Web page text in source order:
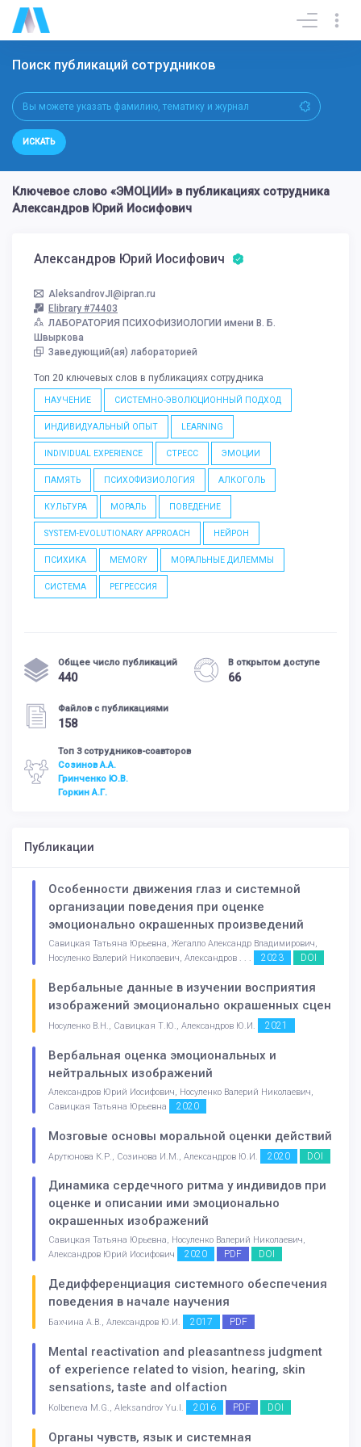
Поиск публикаций сотрудников
ИСКАТЬ
Ключевое слово «ЭМОЦИИ» в публикациях сотрудника
Александров Юрий Иосифович
Александров Юрий Иосифович
AleksandrovJI@ipran.ru
Elibrary #74403
ЛАБОРАТОРИЯ ПСИХОФИЗИОЛОГИИ имени В. Б.
Швыркова
Заведующий(ая) лабораторией
Топ 20 ключевых слов в публикациях сотрудника
НАУЧЕНИЕ СИСТЕМНО-ЭВОЛЮЦИОННЫЙ ПОДХОД
ИНДИВИДУАЛЬНЫЙ ОПЫТ LEARNING
INDIVIDUAL EXPERIENCE СТРЕСС ЭМОЦИИ
ПАМЯТЬ ПСИХОФИЗИОЛОГИЯ АЛКОГОЛЬ
КУЛЬТУРА МОРАЛЬ ПОВЕДЕНИЕ
SYSTEM-EVOLUTIONARY APPROACH НЕЙРОН
ПСИХИКА MEMORY МОРАЛЬНЫЕ ДИЛЕММЫ
СИСТЕМА РЕГРЕССИЯ
Общее число публикаций
440
В открытом доступе
66
Файлов с публикациями
158
Топ 3 сотрудников-соавторов
Созинов А.А.
Гринченко Ю.В.
Горкин А.Г.
Публикации
Особенности движения глаз и системной
организации поведения при оценке
эмоционально окрашенных произведений
Савицкая Татьяна Юрьевна, Жегалло Александр Владимирович,
Носуленко Валерий Николаевич, Александров . . .
2023 DOI
Вербальные данные в изучении восприятия
изображений эмоционально окрашенных сцен
Носуленко В.Н., Савицкая Т.Ю., Александров Ю.И. 2021
Вербальная оценка эмоциональных и
нейтральных изображений
Александров Юрий Иосифович, Носуленко Валерий Николаевич,
Савицкая Татьяна Юрьевна
2020
Мозговые основы моральной оценки действий
Арутюнова К.Р., Созинова И.М., Александров Ю.И. 2020 DOI
Динамика сердечного ритма у индивидов при
оценке и описании ими эмоционально
окрашенных изображений
Савицкая Татьяна Юрьевна, Носуленко Валерий Николаевич,
Александров Юрий Иосифович
2020 PDF DOI
Дедифференциация системного обеспечения
поведения в начале научения
Бахчина А.В., Александров Ю.И. 2017 PDF
Mental reactivation and pleasantness judgment
of experience related to vision, hearing, skin
sensations, taste and olfaction
Kolbeneva M.G., Aleksandrov Yu.I. 2016 PDF DOI
Органы чувств, язык и системная